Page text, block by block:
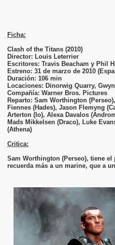
Ficha:
Clash of the Titans (2010)
Director: Louis Leterrier
Escritores: Travis Beacham y Phil
Estreno: 31 de marzo de 2010
Duración: 106 min
Locaciones: Dinorwig Quarry,
Compañía: Warner Bros. Pictures
Reparto: Sam Worthington
Fiennes (Hades), Jason Flemyng
Arterton (Io), Alexa Davalos
Mads Mikkelsen (Draco), Luke
(Athena)
Critica:
Sam Worthington (Perseo), tiene
recuerda más a un marine, que a